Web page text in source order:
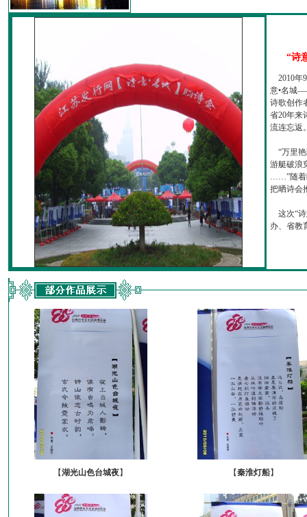
“诗
2010年
意•名城
诗歌创作
省20年来
流连忘返
“万里艳
游艇破浪
……”随着
把晒诗会
这次“诗
办、省教
【湖光山色台城夜】 【秦淮灯船】